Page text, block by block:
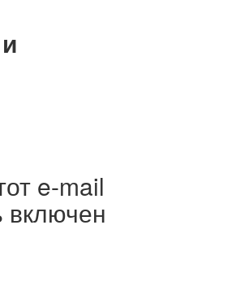
e-mail
включен